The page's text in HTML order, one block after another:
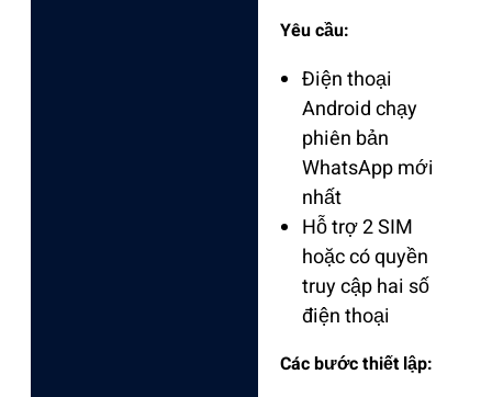
Yêu cầu:
Điện thoại
Android chạy
phiên bản
WhatsApp mới
nhất
Hỗ trợ 2 SIM
hoặc có quyền
truy cập hai số
điện thoại
Các bước thiết lập: